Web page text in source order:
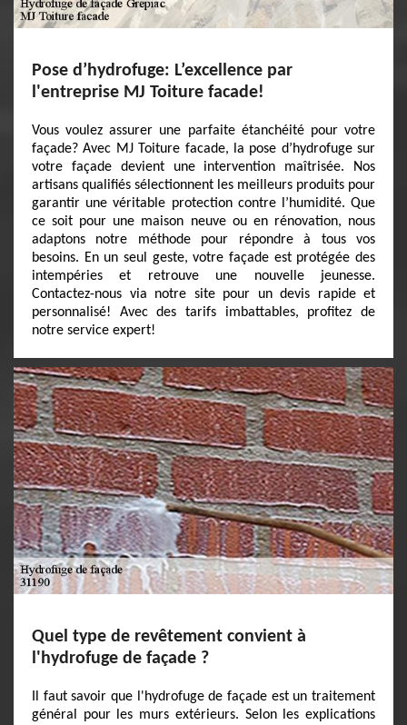
Pose d’hydrofuge: L’excellence par
l'entreprise MJ Toiture facade!
Vous voulez assurer une parfaite étanchéité pour votre
façade? Avec MJ Toiture facade, la pose d’hydrofuge sur
votre façade devient une intervention maîtrisée. Nos
artisans qualifiés sélectionnent les meilleurs produits pour
garantir une véritable protection contre l’humidité. Que
ce soit pour une maison neuve ou en rénovation, nous
adaptons notre méthode pour répondre à tous vos
besoins. En un seul geste, votre façade est protégée des
intempéries et retrouve une nouvelle jeunesse.
Contactez-nous via notre site pour un devis rapide et
personnalisé! Avec des tarifs imbattables, profitez de
notre service expert!
Quel type de revêtement convient à
l'hydrofuge de façade ?
Il faut savoir que l'hydrofuge de façade est un traitement
général pour les murs extérieurs. Selon les explications